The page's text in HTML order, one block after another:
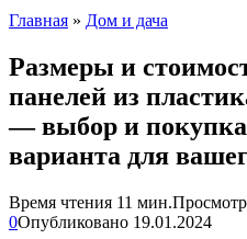
Главная » Дом и дача
Размеры и
панелей из
— выбор и покупка
варианта для
Время чтения 11 мин.
0Опубликовано 19.01.2024